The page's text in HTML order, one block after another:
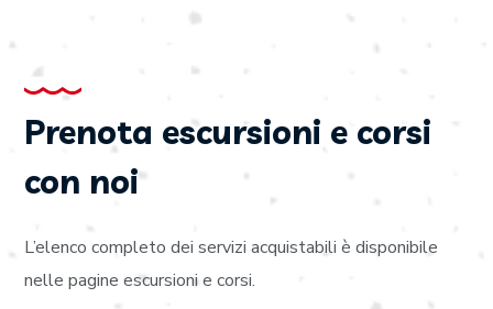
Prenota escursioni e corsi
con noi
L’elenco completo dei servizi acquistabili è disponibile
nelle pagine escursioni e corsi.